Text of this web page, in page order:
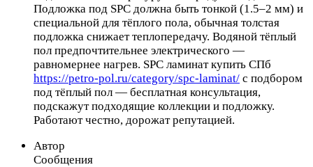
Подложка под SPC должна быть тонкой (1.5–2 мм) и
специальной для тёплого пола, обычная толстая
подложка снижает теплопередачу. Водяной тёплый
пол предпочтительнее электрического —
равномернее нагрев. SPC ламинат купить СПб
https://petro-pol.ru/category/spc-laminat/ с подбором
под тёплый пол — бесплатная консультация,
подскажут подходящие коллекции и подложку.
Работают честно, дорожат репутацией.
Автор
Сообщения